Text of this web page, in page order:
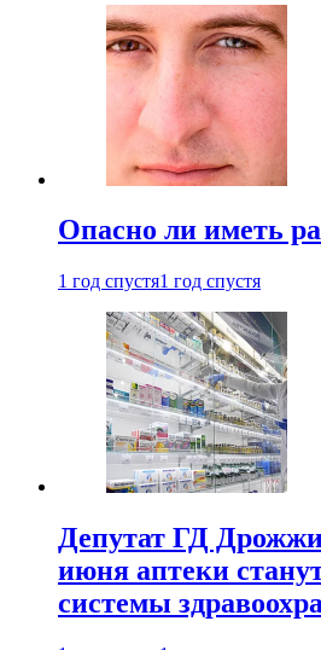
Опасно ли иметь
1 год спустя1 год спустя
Депутат ГД
июня аптеки
системы